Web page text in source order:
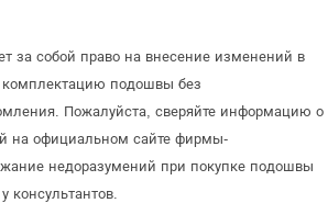
за собой право на внесение изменений в
подошвы без
Пожалуйста, сверяйте информацию о
на официальном сайте фирмы-
недоразумений при покупке подошвы
консультантов.